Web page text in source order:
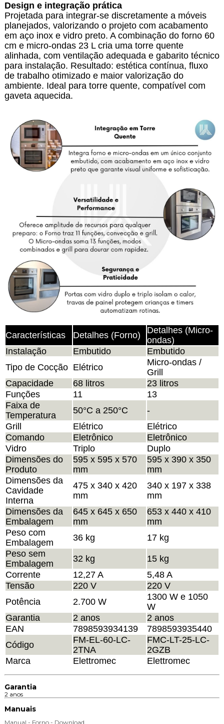
Design e integração prática
Projetada para integrar-se discretamente a móveis
planejados, valorizando o projeto com acabamento
em aço inox e vidro preto. A combinação do forno 60
cm e micro-ondas 23 L cria uma torre quente
alinhada, com ventilação adequada e gabarito técnico
para instalação. Resultado: estética contínua, fluxo
de trabalho otimizado e maior valorização do
ambiente. Ideal para torre quente, compatível com
gaveta aquecida.
Características Detalhes (Forno)
Detalhes (Micro-
ondas)
Instalação
Embutido
Embutido
Tipo de Cocção Elétrico
Micro-ondas /
Grill
Capacidade
68 litros
23 litros
Funções
11
13
Faixa de
Temperatura
50°C a 250°C
-
Grill
Elétrico
Elétrico
Comando
Eletrônico
Eletrônico
Vidro
Triplo
Duplo
Dimensões do
Produto
595 x 595 x 570
mm
595 x 390 x 350
mm
Dimensões da
Cavidade
Interna
475 x 340 x 420
mm
340 x 197 x 338
mm
Dimensões da
Embalagem
645 x 645 x 650
mm
653 x 440 x 410
mm
Peso com
Embalagem
36 kg
17 kg
Peso sem
Embalagem
32 kg
15 kg
Corrente
12,27 A
5,48 A
Tensão
220 V
220 V
Potência
2.700 W
1300 W e 1050
W
Garantia
2 anos
2 anos
EAN
7898593934139
7898593935440
Código
FM-EL-60-LC-
2TNA
FMC-LT-25-LC-
2GZB
Marca
Elettromec Elettromec
Garantia
2 anos
Manuais
Manual - Forno - Download